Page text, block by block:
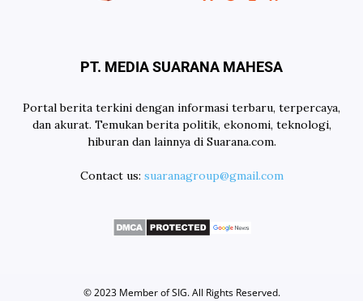
PT. MEDIA SUARANA MAHESA
Portal berita terkini dengan informasi terbaru, terpercaya,
dan akurat. Temukan berita politik, ekonomi, teknologi,
hiburan dan lainnya di Suarana.com.
Contact us: suaranagroup@gmail.com
© 2023 Member ofSIG. All Rights Reserved.